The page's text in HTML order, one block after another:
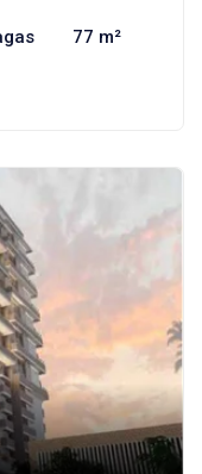
77 m²